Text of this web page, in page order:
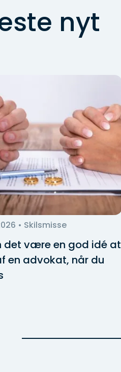
nyt
• Skilsmisse
det være en god idé at
en advokat, når du